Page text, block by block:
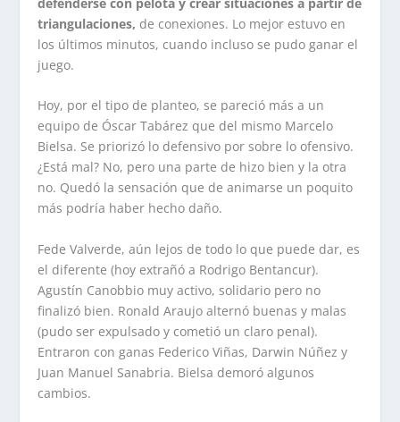
triangulaciones, de conexiones. Lo mejor estuvo en
los últimos minutos, cuando incluso se pudo ganar el
juego.
Hoy, por el tipo de planteo, se pareció más a un
equipo de Óscar Tabárez que del mismo Marcelo
Bielsa. Se priorizó lo defensivo por sobre lo ofensivo.
¿Está mal? No, pero una parte de hizo bien y la otra
no. Quedó la sensación que de animarse un poquito
más podría haber hecho daño.
Fede Valverde, aún lejos de todo lo que puede dar, es
el diferente (hoy extrañó a Rodrigo Bentancur).
Agustín Canobbio muy activo, solidario pero no
finalizó bien. Ronald Araujo alternó buenas y malas
(pudo ser expulsado y cometió un claro penal).
Entraron con ganas Federico Viñas, Darwin Núñez y
Juan Manuel Sanabria. Bielsa demoró algunos
cambios.